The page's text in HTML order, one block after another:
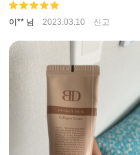
해 계시죠?..
이** 님 2023.03.10 신고